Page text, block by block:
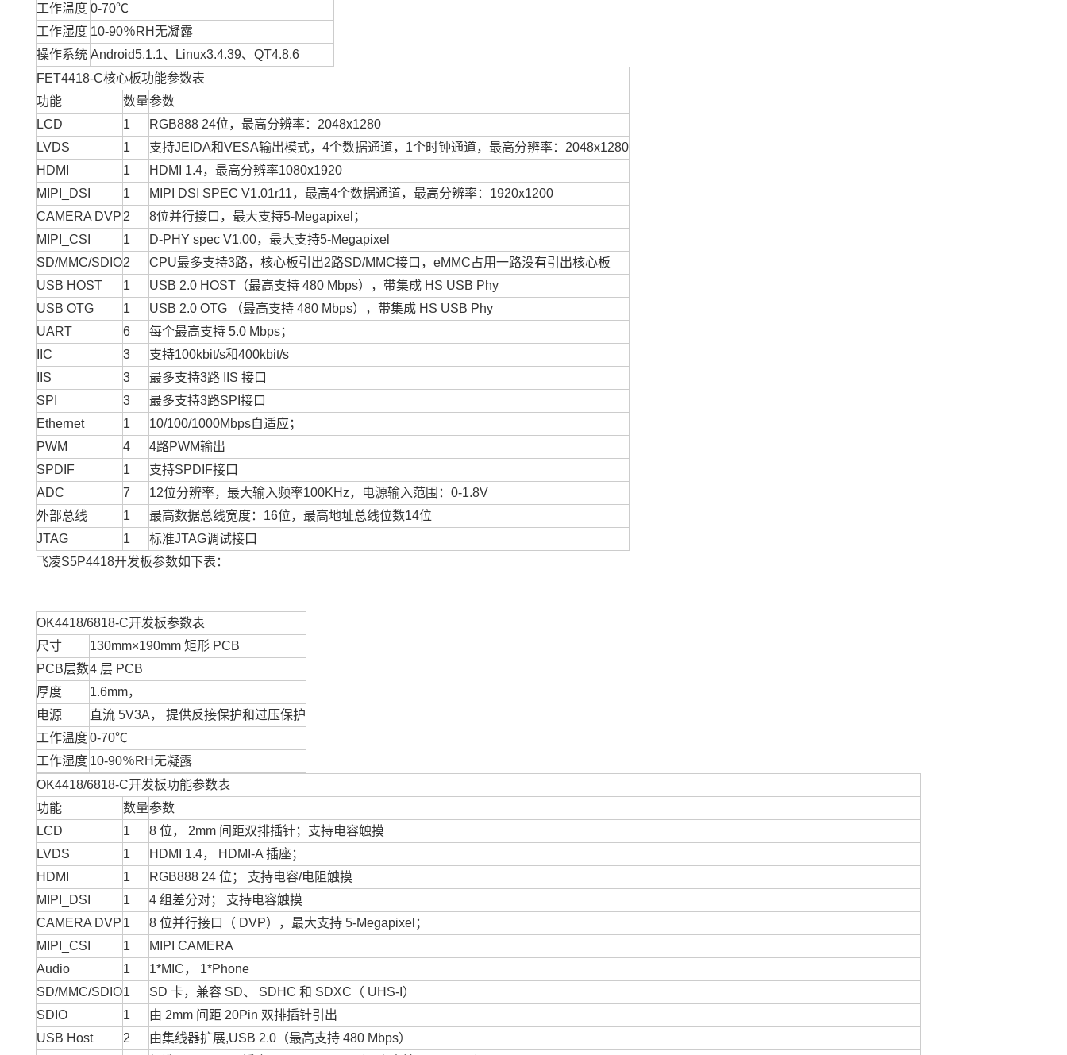
工作温度 0-70℃
工作湿度 10-90％RH无凝露
操作系统 Android5.1.1、Linux3.4.39、QT4.8.6
FET4418-C核心板功能参数表
功能
数量参数
LCD
1
RGB888 24位，最高分辨率：2048x1280
LVDS
1 支持JEIDA和VESA输出模式，4个数据通道，1个时钟通道，最高分辨率：2048x1280
HDMI
1
HDMI 1.4，最高分辨率1080x1920
MIPI_DSI
1
MIPI DSI SPEC V1.01r11，最高4个数据通道，最高分辨率：1920x1200
CAMERA DVP 2
8位并行接口，最大支持5-Megapixel；
MIPI_CSI
1
D-PHY spec V1.00，最大支持5-Megapixel
SD/MMC/SDIO2
CPU最多支持3路，核心板引出2路SD/MMC接口，eMMC占用一路没有引出核心板
USB HOST
1
USB 2.0 HOST（最高支持 480 Mbps），带集成 HS USB Phy
USB OTG
1
USB 2.0 OTG （最高支持 480 Mbps），带集成 HS USB Phy
UART
6
每个最高支持 5.0 Mbps；
IIC
3
支持100kbit/s和400kbit/s
IIS
3
最多支持3路 IIS 接口
SPI
3
最多支持3路SPI接口
Ethernet
1
10/100/1000Mbps自适应；
PWM
4
4路PWM输出
SPDIF
1
支持SPDIF接口
ADC
7
12位分辨率，最大输入频率100KHz，电源输入范围：0-1.8V
外部总线
1
最高数据总线宽度：16位，最高地址总线位数14位
JTAG
1
标准JTAG调试接口
飞凌S5P4418开发板参数如下表：
OK4418/6818-C开发板参数表
尺寸
130mm×190mm 矩形 PCB
PCB层数4 层 PCB
厚度
1.6mm，
电源
直流 5V3A， 提供反接保护和过压保护
工作温度 0-70℃
工作湿度 10-90％RH无凝露
OK4418/6818-C开发板功能参数表
功能
数量参数
LCD
1
8 位， 2mm 间距双排插针；支持电容触摸
LVDS
1
HDMI 1.4， HDMI-A 插座；
HDMI
1
RGB888 24 位； 支持电容/电阻触摸
MIPI_DSI
1
4 组差分对； 支持电容触摸
CAMERA DVP 1
8 位并行接口（ DVP），最大支持 5-Megapixel；
MIPI_CSI
1
MIPI CAMERA
Audio
1
1*MIC， 1*Phone
SD/MMC/SDIO1
SD 卡，兼容 SD、 SDHC 和 SDXC（ UHS-I）
SDIO
1
由 2mm 间距 20Pin 双排插针引出
USB Host
2
由集线器扩展,USB 2.0（最高支持 480 Mbps）